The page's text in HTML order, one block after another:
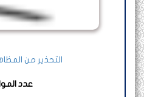
التحذير من
عدد